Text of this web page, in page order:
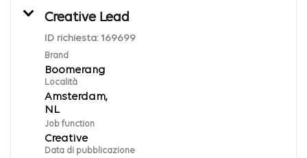
Creative Lead
ID richiesta: 169699
Brand
Boomerang
Località
Amsterdam,
Job function
Creative
Data di pubblicazione